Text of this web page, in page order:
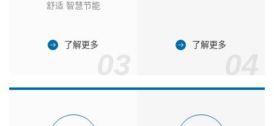
舒适 智慧节能
了解更多 了解更多